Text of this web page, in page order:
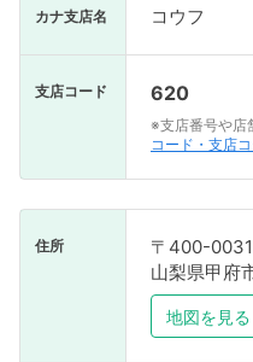
カナ支店名 コウフ
支店コード 620
※支店番号や店
コード・支店
住所
〒400-0031
山梨県甲府
地図を見る